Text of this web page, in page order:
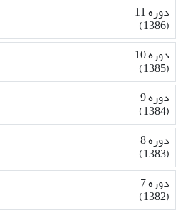
دوره 11
(1386)
دوره 10
(1385)
دوره 9
(1384)
دوره 8
(1383)
دوره 7
(1382)